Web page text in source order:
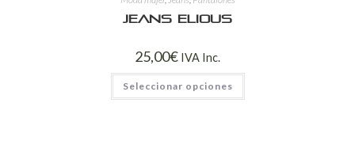
Jeans Elious
25,00€ IVA Inc.
Seleccionar opciones